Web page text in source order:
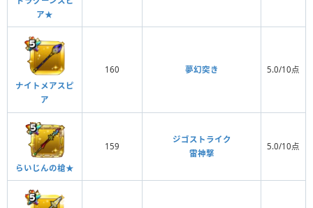
ア★
ナイトメアスピ
ア
160 夢幻突き 5.0/10点
らいじんの槍★
159
ジゴストライク
雷神撃
5.0/10点